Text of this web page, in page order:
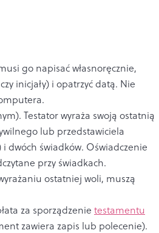
go napisać własnoręcznie,
inicjały) i opatrzyć datą. Nie
Testator wyraża swoją ostatnią
lub przedstawiciela
dwóch świadków. Oświadczenie
przy świadkach.
ostatniej woli, muszą
za sporządzenie testamentu
zawiera zapis lub polecenie).